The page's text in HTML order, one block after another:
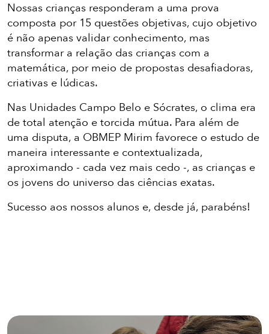
Nossas crianças responderam a uma prova
composta por 15 questões objetivas, cujo objetivo
é não apenas validar conhecimento, mas
transformar a relação das crianças com a
matemática, por meio de propostas desafiadoras,
criativas e lúdicas.
Nas Unidades Campo Belo e Sócrates, o clima era
de total atenção e torcida mútua. Para além de
uma disputa, a OBMEP Mirim favorece o estudo de
maneira interessante e contextualizada,
aproximando - cada vez mais cedo -, as crianças e
os jovens do universo das ciências exatas.
Sucesso aos nossos alunos e, desde já, parabéns!